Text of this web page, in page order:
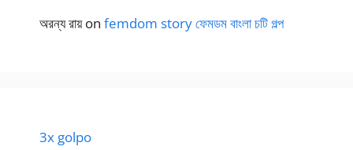
অরন্য রায়on femdom story ফেমডম বাংলা চটি গল্প
3x golpo